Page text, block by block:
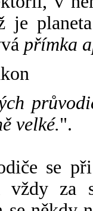
je
přímka
velké.".
se
vždy za